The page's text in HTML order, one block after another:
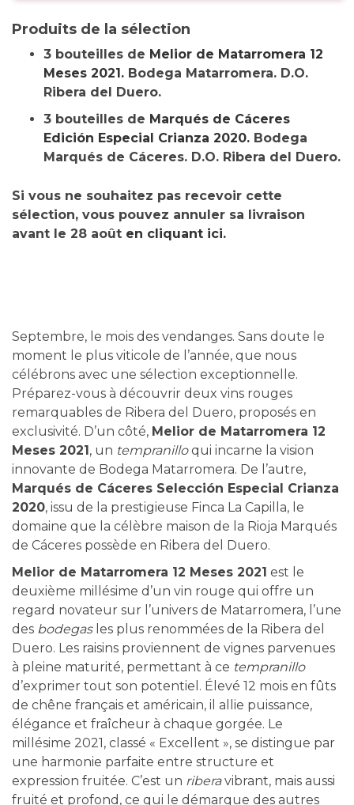
Produits de la sélection
3 bouteilles de Melior de Matarromera 12
Meses 2021. Bodega Matarromera. D.O.
Ribera del Duero.
3 bouteilles de Marqués de Cáceres
Edición Especial Crianza 2020. Bodega
Marqués de Cáceres. D.O. Ribera del Duero.
Si vous ne souhaitez pas recevoir cette
sélection, vous pouvez annuler sa livraison
avant le 28 août en cliquant ici.
Septembre, le mois des vendanges. Sans doute le
moment le plus viticole de l’année, que nous
célébrons avec une sélection exceptionnelle.
Préparez-vous à découvrir deux vins rouges
remarquables de Ribera del Duero, proposés en
exclusivité. D’un côté, Melior de Matarromera 12
Meses 2021 , un tempranilloqui incarne la vision
innovante de Bodega Matarromera. De l’autre,
Marqués de Cáceres Selección Especial Crianza
2020, issu de la prestigieuse Finca La Capilla, le
domaine que la célèbre maison de la Rioja Marqués
de Cáceres possède en Ribera del Duero.
Melior de Matarromera 12 Meses 2021 est le
deuxième millésime d’un vin rouge qui offre un
regard novateur sur l’univers de Matarromera, l’une
des bodegasles plus renommées de la Ribera del
Duero. Les raisins proviennent de vignes parvenues
à pleine maturité, permettant à ce tempranillo
d’exprimer tout son potentiel. Élevé 12 mois en fûts
de chêne français et américain, il allie puissance,
élégance et fraîcheur à chaque gorgée. Le
millésime 2021, classé « Excellent », se distingue par
une harmonie parfaite entre structure et
expression fruitée. C’est un riberavibrant, mais aussi
fruité et profond, ce qui le démarque des autres